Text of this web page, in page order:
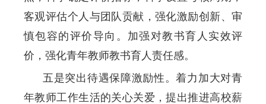
客观评估个人与团队贡献，强化激励创新、审
慎包容的评价导向。加强对教书育人实效评
价，强化青年教师教书育人责任感。
五是突出待遇保障激励性。着力加大对青
年教师工作生活的关心关爱，提出推进高校薪